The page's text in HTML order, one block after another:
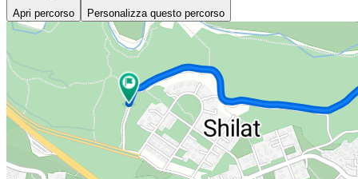
Apri percorso Personalizza questo percorso